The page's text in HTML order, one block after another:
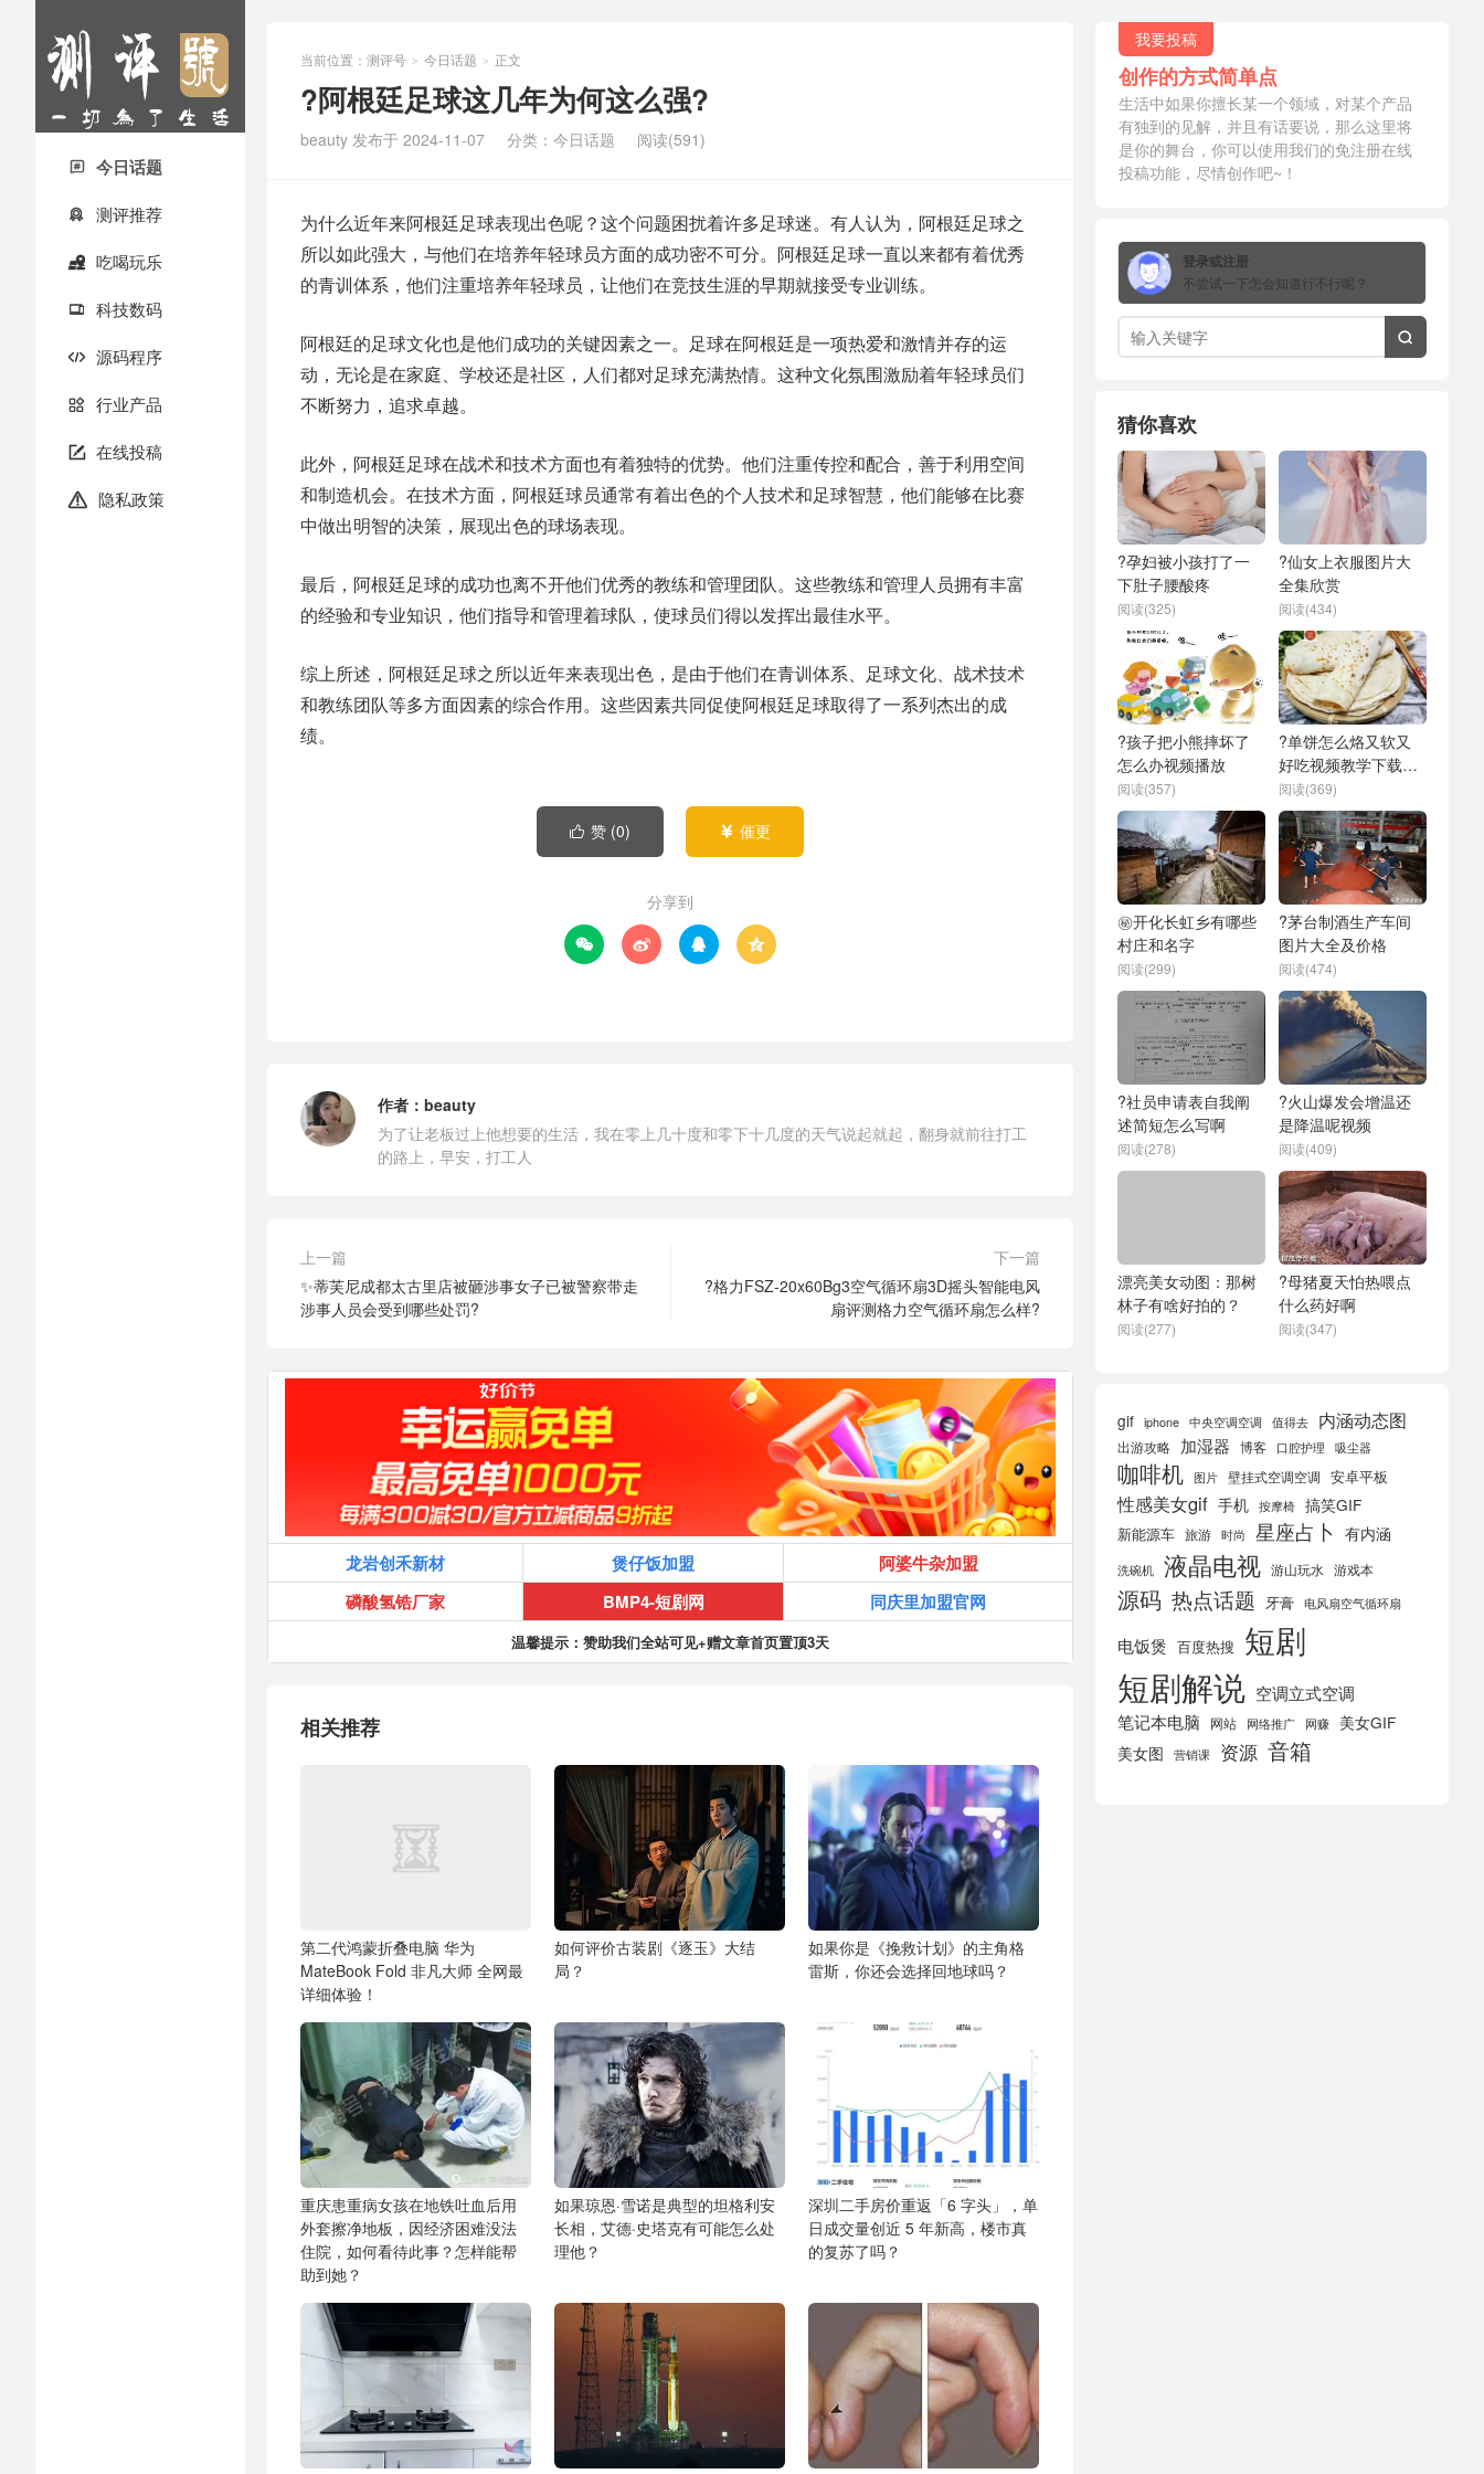
 今日话题
 测评推荐
 吃喝玩乐
 科技数码
 源码程序
 行业产品
 在线投稿
 隐私政策
当前位置： 测评号 > 今日话题 > 正文
?阿根廷足球这几年为何这么强?
beauty 发布于 2024-11-07 分类： 今日话题 阅读(591)
为什么近年来阿根廷足球表现出色呢？这个问题困扰着许多足球迷。有人认为，阿根廷足球之
所以如此强大，与他们在培养年轻球员方面的成功密不可分。阿根廷足球一直以来都有着优秀
的青训体系，他们注重培养年轻球员，让他们在竞技生涯的早期就接受专业训练。
阿根廷的足球文化也是他们成功的关键因素之一。足球在阿根廷是一项热爱和激情并存的运
动，无论是在家庭、学校还是社区，人们都对足球充满热情。这种文化氛围激励着年轻球员们
不断努力，追求卓越。
此外，阿根廷足球在战术和技术方面也有着独特的优势。他们注重传控和配合，善于利用空间
和制造机会。在技术方面，阿根廷球员通常有着出色的个人技术和足球智慧，他们能够在比赛
中做出明智的决策，展现出色的球场表现。
最后，阿根廷足球的成功也离不开他们优秀的教练和管理团队。这些教练和管理人员拥有丰富
的经验和专业知识，他们指导和管理着球队，使球员们得以发挥出最佳水平。
综上所述，阿根廷足球之所以近年来表现出色，是由于他们在青训体系、足球文化、战术技术
和教练团队等多方面因素的综合作用。这些因素共同促使阿根廷足球取得了一系列杰出的成
绩。
 赞 (0)  催更
分享到
   
作者： beauty
为了让老板过上他想要的生活，我在零上几十度和零下十几度的天气说起就起，翻身就前往打工
的路上，早安，打工人
上一篇
✨蒂芙尼成都太古里店被砸涉事女子已被警察带走
涉事人员会受到哪些处罚?
下一篇
?格力FSZ-20x60Bg3空气循环扇3D摇头智能电风
扇评测格力空气循环扇怎么样?
龙岩创禾新材 煲仔饭加盟
阿婆牛杂加盟
磷酸氢锆厂家
BMP4-短剧网 同庆里加盟官网
温馨提示：赞助我们全站可见+赠文章首页置顶3天
相关推荐
第二代鸿蒙折叠电脑 华为
MateBook Fold 非凡大师 全网最
详细体验！
如何评价古装剧《逐玉》大结
局？
如果你是《挽救计划》的主角格
雷斯，你还会选择回地球吗？
重庆患重病女孩在地铁吐血后用
外套擦净地板，因经济困难没法
住院，如何看待此事？怎样能帮
助到她？
如果琼恩·雪诺是典型的坦格利安
长相，艾德·史塔克有可能怎么处
理他？
深圳二手房价重返「6 字头」，单
日成交量创近 5 年新高，楼市真
的复苏了吗？
我要投稿
创作的方式简单点
生活中如果你擅长某一个领域，对某个产品
有独到的见解，并且有话要说，那么这里将
是你的舞台，你可以使用我们的免注册在线
投稿功能，尽情创作吧~！
登录或注册
不尝试一下怎会知道行不行呢？

猜你喜欢
?孕妇被小孩打了一
下肚子腰酸疼
阅读(325)
?仙女上衣服图片大
全集欣赏
阅读(434)
?孩子把小熊摔坏了
怎么办视频播放
阅读(357)
?单饼怎么烙又软又
好吃视频教学下载安
装
阅读(369)
㊙️开化长虹乡有哪些
村庄和名字
阅读(299)
?茅台制酒生产车间
图片大全及价格
阅读(474)
?社员申请表自我阐
述简短怎么写啊
阅读(278)
?火山爆发会增温还
是降温呢视频
阅读(409)
漂亮美女动图：那树
林子有啥好拍的？
阅读(277)
?母猪夏天怕热喂点
什么药好啊
阅读(347)
gif iphone 中央空调空调 值得去 内涵动态图
出游攻略 加湿器 博客 口腔护理 吸尘器
咖啡机 图片 壁挂式空调空调 安卓平板
性感美女gif 手机 按摩椅 搞笑GIF
新能源车 旅游 时尚 星座占卜 有内涵
洗碗机 液晶电视 游山玩水 游戏本
源码 热点话题 牙膏 电风扇空气循环扇
电饭煲 百度热搜 短剧
短剧解说 空调立式空调
笔记本电脑 网站 网络推广 网赚
美女GIF
美女图
营销课 资源 音箱